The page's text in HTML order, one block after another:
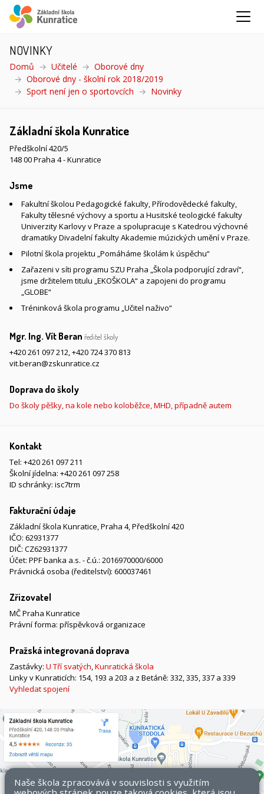
NOVINKY
Domů Učitelé
Oborové dny
Oborové dny - školní rok 2018/2019
Sport není jen o sportovcích
Novinky
Základní škola Kunratice
Předškolní 420/5
148 00 Praha 4 - Kunratice
Jsme
Fakultní školou Pedagogické fakulty, Přírodovědecké fakulty,
Fakulty tělesné výchovy a sportu a Husitské teologické fakulty
Univerzity Karlovy v Praze a spolupracuje s Katedrou výchovné
dramatiky Divadelní fakulty Akademie múzických umění v Praze.
Pilotní škola projektu „Pomáháme školám k úspěchu“
Zařazeni v síti programu SZU Praha „Škola podporující zdraví“,
jsme držitelem titulu „EKOŠKOLA“ a zapojeni do programu
„GLOBE“
Tréninková škola programu „Učitel naživo“
Mgr. Ing. Vít Beran ředitel školy
+420 261 097 212,+420 724 370 813
vit.beran@zskunratice.cz
Doprava do školy
Do školy pěšky, na kole nebo koloběžce, MHD, případně autem
Kontakt
Tel: +420 261 097 211
Školní jídelna: +420 261 097 258
ID schránky: isc7trm
Fakturační údaje
Základní škola Kunratice, Praha 4, Předškolní 420
IČO: 62931377
DIČ: CZ62931377
Účet: PPF banka a.s. - č.ú.: 2016970000/6000
Právnická osoba (ředitelství): 600037461
Zřizovatel
MČ Praha Kunratice
Právní forma: příspěvková organizace
Pražská integrovaná doprava
Zastávky: U Tří svatých,Kunratická škola
Linky v Kunraticích: 154, 193 a 203 a z Betáně: 332, 335, 337 a 339
Vyhledat spojení
Naše škola zpracovává v souvislosti s využitím